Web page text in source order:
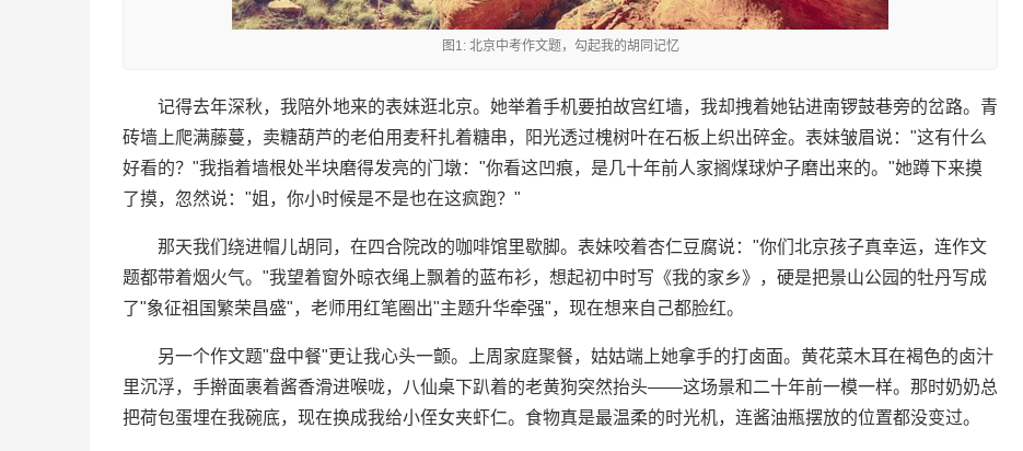
图1: 北京中考作文题，勾起我的胡同记忆
记得去年深秋，我陪外地来的表妹逛北京。她举着手机要拍故宫红墙，我却拽着她钻进南锣鼓巷旁的岔路。青
砖墙上爬满藤蔓，卖糖葫芦的老伯用麦秆扎着糖串，阳光透过槐树叶在石板上织出碎金。表妹皱眉说："这有什么
好看的？"我指着墙根处半块磨得发亮的门墩："你看这凹痕，是几十年前人家搁煤球炉子磨出来的。"她蹲下来摸
了摸，忽然说："姐，你小时候是不是也在这疯跑？"
那天我们绕进帽儿胡同，在四合院改的咖啡馆里歇脚。表妹咬着杏仁豆腐说："你们北京孩子真幸运，连作文
题都带着烟火气。"我望着窗外晾衣绳上飘着的蓝布衫，想起初中时写《我的家乡》，硬是把景山公园的牡丹写成
了"象征祖国繁荣昌盛"，老师用红笔圈出"主题升华牵强"，现在想来自己都脸红。
另一个作文题"盘中餐"更让我心头一颤。上周家庭聚餐，姑姑端上她拿手的打卤面。黄花菜木耳在褐色的卤汁
里沉浮，手擀面裹着酱香滑进喉咙，八仙桌下趴着的老黄狗突然抬头——这场景和二十年前一模一样。那时奶奶总
把荷包蛋埋在我碗底，现在换成我给小侄女夹虾仁。食物真是最温柔的时光机，连酱油瓶摆放的位置都没变过。